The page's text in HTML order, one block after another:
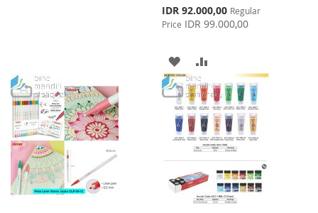
Special
Price
IDR 92.000,00 Regular
Price IDR 99.000,00
ADD
TO
WISH
LIST
TO
COMPARE